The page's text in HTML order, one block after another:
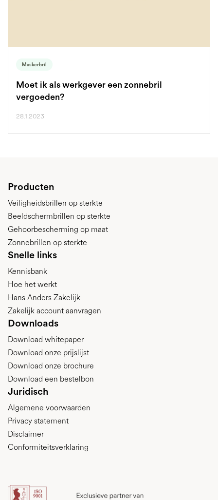
Maskerbril
Moet ik als werkgever een zonnebril
vergoeden?
28.1.2023
Producten
Veiligheidsbrillen op sterkte
Beeldschermbrillen op sterkte
Gehoorbescherming op maat
Zonnebrillen op sterkte
Snelle links
Kennisbank
Hoe het werkt
Hans Anders Zakelijk
Zakelijk account aanvragen
Downloads
Download whitepaper
Download onze prijslijst
Download onze brochure
Download een bestelbon
Juridisch
Algemene voorwaarden
Privacy statement
Disclaimer
Conformiteitsverklaring